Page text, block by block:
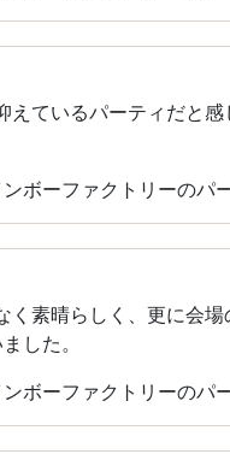
えているパーティだと
ーファクトリーのパー
素晴らしく、更に会
した。
ーファクトリーのパー